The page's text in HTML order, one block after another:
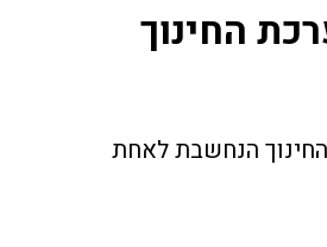
החינוך
הנחשבת לאחת